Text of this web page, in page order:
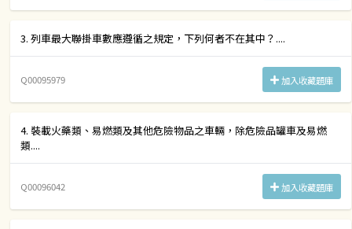
3. 列車最大聯掛車數應遵循之規定，下列何者不在其中？....
Q00095979 加入收藏題庫
4. 裝載火藥類、易燃類及其他危險物品之車輛，除危險品罐車及易燃
類....
Q00096042 加入收藏題庫